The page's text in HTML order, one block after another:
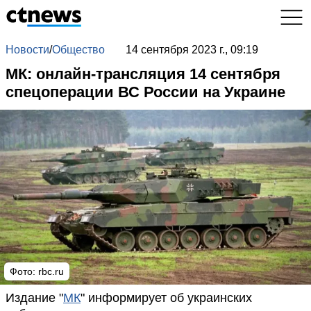
Новости/Общество 14 сентября 2023 г., 09:19
МК: онлайн-трансляция 14 сентября
спецоперации ВС России на Украине
Фото: rbc.ru
Издание "МК" информирует об украинских